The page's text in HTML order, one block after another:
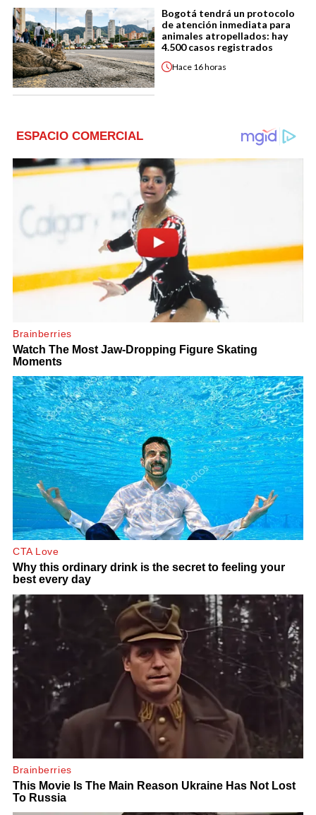
Bogotá tendrá un protocolo
de atención inmediata para
animales atropellados: hay
4.500 casos registrados
Hace 16 horas